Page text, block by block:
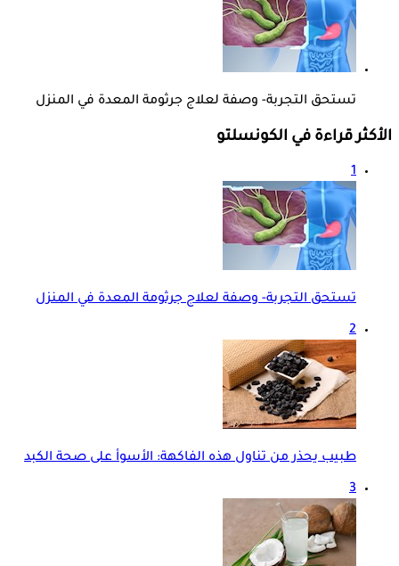
تستحق التجربة- وصفة لعلاج جرثومة المعدة في المنزل
الأكثر قراءة في الكونسلتو
1
تستحق التجربة- وصفة لعلاج جرثومة المعدة في المنزل
2
طبيب يحذر من تناول هذه الفاكهة: الأسوأ على صحة الكبد
3